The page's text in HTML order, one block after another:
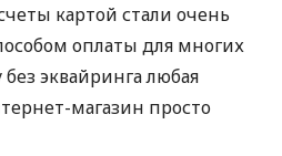
картой стали очень
оплаты для многих
эквайринга любая
магазин просто